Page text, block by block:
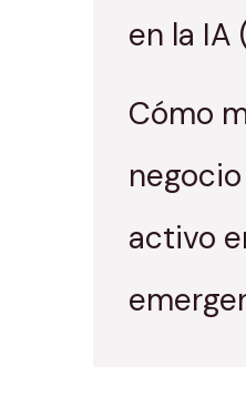
en la
Cómo
activo